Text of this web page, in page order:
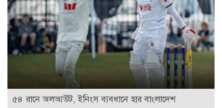
৫৪ রানে অলআউট, ইনিংস ব্যবধানে হার বাংলাদেশ